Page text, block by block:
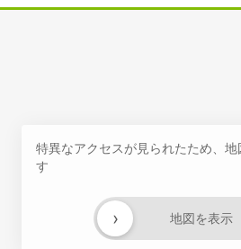
特異なアクセスが見られたため、
す
地図を表示
›